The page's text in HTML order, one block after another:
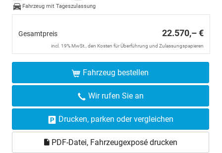
Fahrzeug mit Tageszulassung
Gesamtpreis 22.570,– €
incl. 19% MwSt., den Kosten für Überführung und Zulassungspapieren
Fahrzeug bestellen
Wir rufen Sie an
Drucken, parken oder vergleichen
PDF-Datei, Fahrzeugexposé drucken